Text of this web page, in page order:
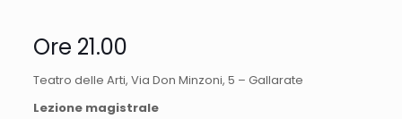
Ore 21.00
Teatro delle Arti, Via Don Minzoni, 5 – Gallarate
Lezione magistrale